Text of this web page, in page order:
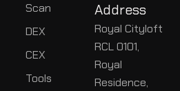
Scan
DEX
CEX
Tools
Address
Royal Cityloft
RCL 0101,
Royal
Residence,